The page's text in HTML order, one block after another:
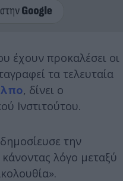
έχουν προκαλέσει οι
τα τελευταία
, δίνει ο
Ινστιτούτου.
την
λόγο μεταξύ